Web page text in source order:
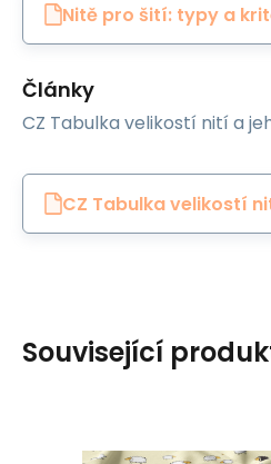
Nitě pro šití: typy a
Články
CZ Tabulka velikostí nití a
CZ Tabulka velikostí
Související